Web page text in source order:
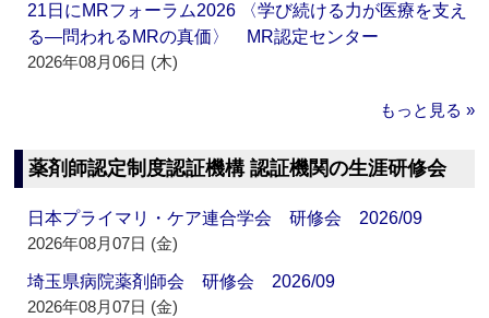
21日にMRフォーラム2026 〈学び続ける力が医療を支え
る―問われるMRの真価〉 MR認定センター
2026年08月06日 (木)
もっと見る »
薬剤師認定制度認証機構 認証機関の生涯研修会
日本プライマリ・ケア連合学会 研修会 2026/09
2026年08月07日 (金)
埼玉県病院薬剤師会 研修会 2026/09
2026年08月07日 (金)